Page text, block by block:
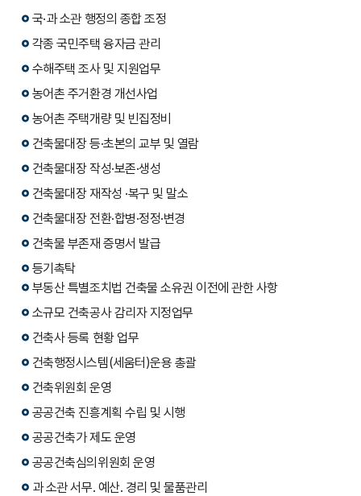
국·과 소관 행정의 종합 조정
각종 국민주택 융자금 관리
수해주택 조사 및 지원업무
농어촌 주거환경 개선사업
농어촌 주택개량 및 빈집정비
건축물대장 등·초본의 교부 및 열람
건축물대장 작성·보존·생성
건축물대장 재작성 ·복구 및 말소
건축물대장 전환·합병·정정·변경
건축물 부존재 증명서 발급
등기촉탁
부동산 특별조치법 건축물 소유권 이전에 관한 사항
소규모 건축공사 감리자 지정업무
건축사 등록 현황 업무
건축행정시스템(세움터)운용 총괄
건축위원회 운영
공공건축 진흥계획 수립 및 시행
공공건축가 제도 운영
공공건축심의위원회 운영
과 소관 서무․ 예산․ 경리 및 물품관리